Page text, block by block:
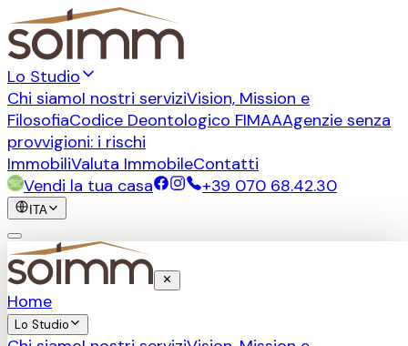
Lo Studio
Chi siamoI nostri serviziVision, Mission e
FilosofiaCodice Deontologico FIMAAAgenzie senza
provvigioni: i rischi
ImmobiliValuta ImmobileContatti
Vendi la tua casa
+39 070 68.42.30
ITA
Home
Lo Studio